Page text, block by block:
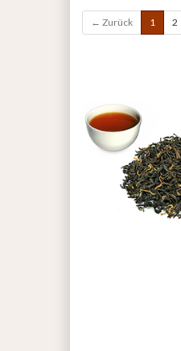
← Zurück 1 2